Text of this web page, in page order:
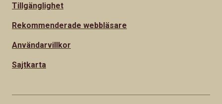
Tillgänglighet
Rekommenderade webbläsare
Användarvillkor
Sajtkarta